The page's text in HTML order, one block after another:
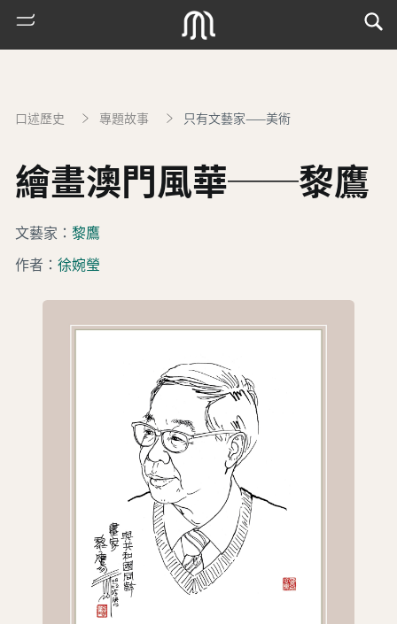
口述歷史 專題故事 只有文藝家——美術
繪畫澳門風華──黎鷹
文藝家： 黎鷹
作者： 徐婉瑩